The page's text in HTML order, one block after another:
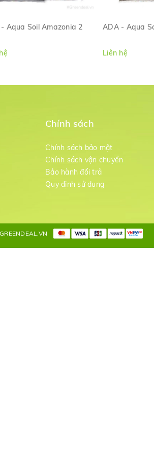
Aqua Soil Amazonia 2 ADA - Aqua
Liên hệ
Chính sách
Chính sách bảo mật
Chính sách vận chuyển
Bảo hành đổi trả
Quy định sử dụng